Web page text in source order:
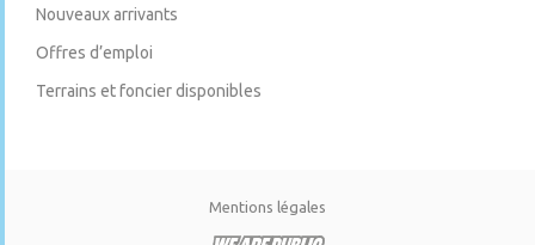
Nouveaux arrivants
Offres d’emploi
Terrains et foncier disponibles
Mentions légales